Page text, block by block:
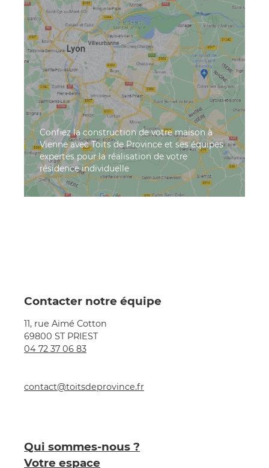
Confiez la construction de votre maison à
Vienne avec Toits de Province et ses équipes
expertes pour la réalisation de votre
résidence individuelle
Contacter notre équipe
11, rue Aimé Cotton
69800 ST PRIEST
04 72 37 06 83
contact@toitsdeprovince.fr
Qui sommes-nous ?
Votre espace